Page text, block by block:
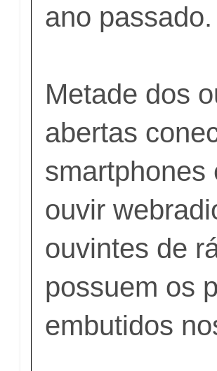
ano passado.
Metade dos
abertas
smartphones
ouvir
ouvintes de
possuem os
embutidos